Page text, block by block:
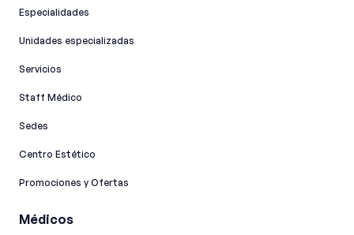
Especialidades
Unidades especializadas
Servicios
Staff Médico
Sedes
Centro Estético
Promociones y Ofertas
Médicos